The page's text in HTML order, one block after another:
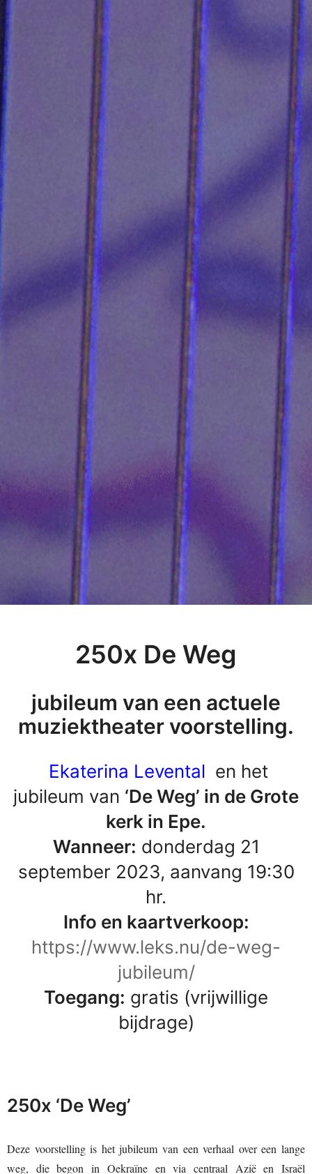
250x De Weg
jubileum van een actuele
muziektheater voorstelling.
Ekaterina Levental en het
jubileum van ‘De Weg’ in de Grote
kerk in Epe.
Wanneer: donderdag 21
september 2023, aanvang 19:30
hr.
Info en kaartverkoop:
https://www.leks.nu/de-weg-
jubileum/
Toegang: gratis (vrijwillige
bijdrage)
250x ‘De Weg’
Deze voorstelling is het jubileum van een verhaal over een lange
weg, die begon in Oekraïne en via centraal Azië en Israël